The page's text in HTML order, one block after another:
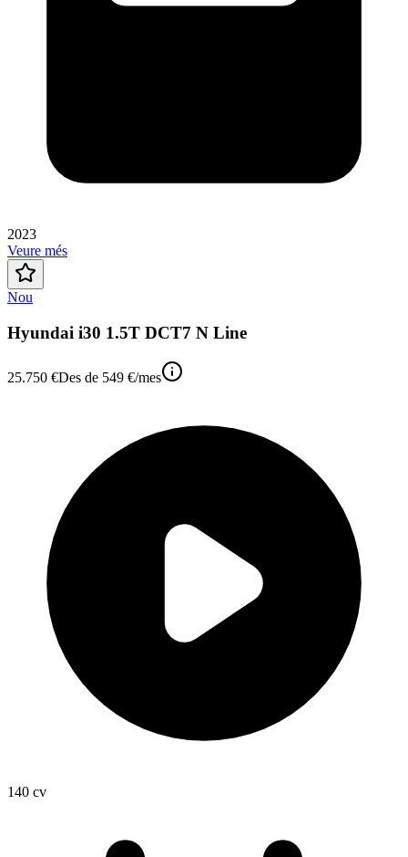
2023
Veure més
Nou
Hyundai i30 1.5T DCT7 N Line
25.750 €Des de 549 €/mes
140 cv